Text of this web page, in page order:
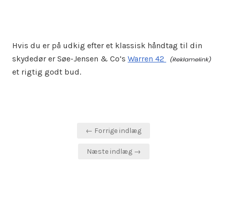
Hvis du er på udkig efter et klassisk håndtag til din
skydedør er Søe-Jensen & Co’s Warren 42
et rigtig godt bud.
Indlægsnavigation
← Forrige indlæg
Næste indlæg →